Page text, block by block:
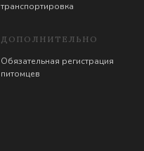
транспортировка
ДОПОЛНИТЕЛЬНО
Обязательная регистрация
питомцев